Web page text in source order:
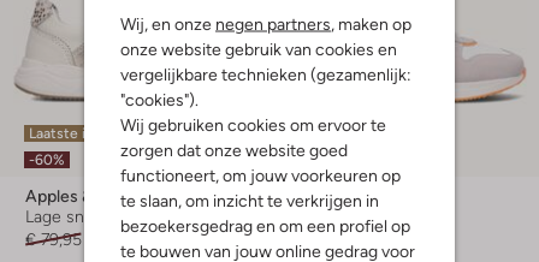
Wij, en onze negen partners, maken op
onze website gebruik van cookies en
vergelijkbare technieken (gezamenlijk:
"cookies").
Wij gebruiken cookies om ervoor te
zorgen dat onze website goed
functioneert, om jouw voorkeuren op
te slaan, om inzicht te verkrijgen in
bezoekersgedrag en om een profiel op
te bouwen van jouw online gedrag voor
Laatste items
-60%
Apples & Pears
Lage sneakers
€ 79,95
€ 31,99
Laatste maten
-60%
Apples & Pears
Lage sneakers
€ 69,95 € 27,99